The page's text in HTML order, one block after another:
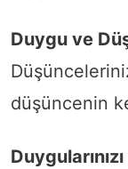
Duygu ve
düşüncenin